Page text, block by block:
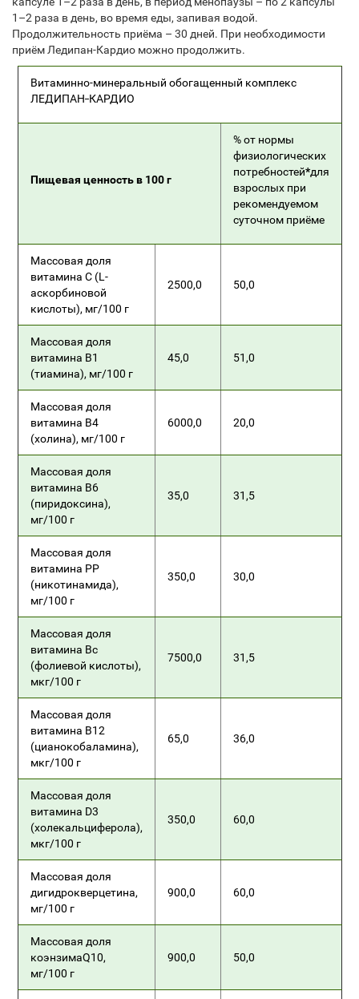
1–2 раза в день, во время еды, запивая водой.
Продолжительность приёма – 30 дней. При необходимости
приём Ледипан-Кардио можно продолжить.
Витаминно-минеральный обогащенный комплекс
ЛЕДИПАН КАРДИО
Пищевая ценность в 100 г
% от нормы
физиологических
потребностей*для
взрослых при
рекомендуемом
суточном приёме
Массовая доля
витамина С (L-
аскорбиновой
кислоты), мг/100 г
2500,0 50,0
Массовая доля
витамина В1
(тиамина), мг/100 г
45,0 51,0
Массовая доля
витамина В4
(холина), мг/100 г
6000,0 20,0
Массовая доля
витамина В6
(пиридоксина),
мг/100 г
35,0 31,5
Массовая доля
витамина РР
(никотинамида),
мг/100 г
350,0 30,0
Массовая доля
витамина Вс
(фолиевой кислоты),
мкг/100 г
7500,0 31,5
Массовая доля
витамина В12
(цианокобаламина),
мкг/100 г
65,0 36,0
Массовая доля
витамина D3
(холекальциферола),
мкг/100 г
350,0 60,0
Массовая доля
дигидрокверцетина,
мг/100 г
900,0 60,0
Массовая доля
коэнзимаQ10,
мг/100 г
900,0 50,0